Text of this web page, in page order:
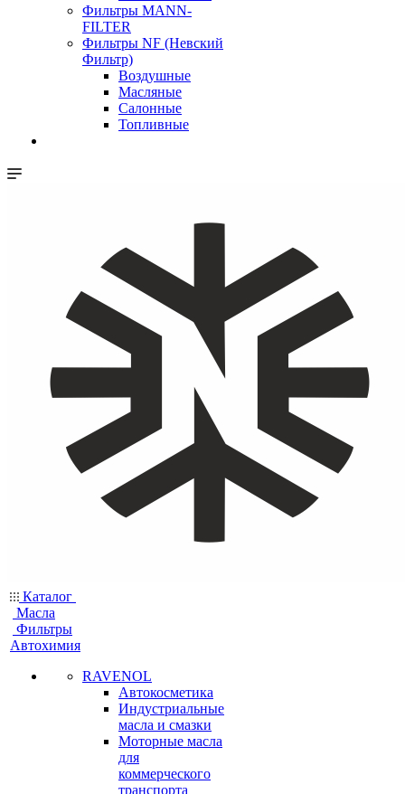
Фильтры MANN-
FILTER
Фильтры NF (Невский
Фильтр)
Воздушные
Масляные
Салонные
Топливные
Каталог
Масла
Фильтры
Автохимия
RAVENOL
Автокосметика
Индустриальные
масла и смазки
Моторные масла
для
коммерческого
транспорта